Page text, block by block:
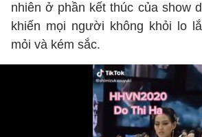
nhiên ở phần kết thúc của show
khiến mọi người không khỏi lo
mỏi và kém sắc.